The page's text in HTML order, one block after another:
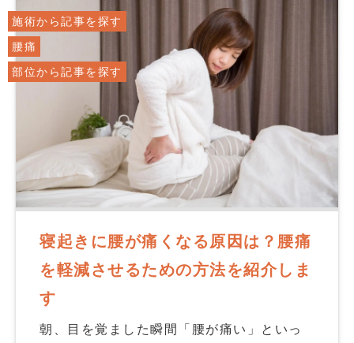
寝起きに腰が痛くなる原因は？腰痛
を軽減させるための方法を紹介しま
す
朝、目を覚ました瞬間「腰が痛い」といっ
施術から記事を探す
腰痛
部位から記事を探す